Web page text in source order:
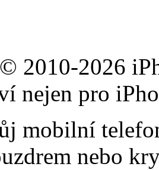
2010-2026
nejen pro
mobilní
nebo